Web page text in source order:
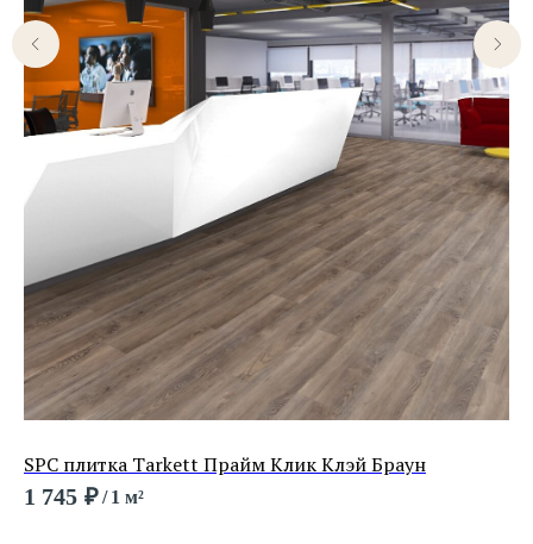
SPC плитка Tarkett Прайм Клик Клэй Браун
1 745 ₽/ 1 м²